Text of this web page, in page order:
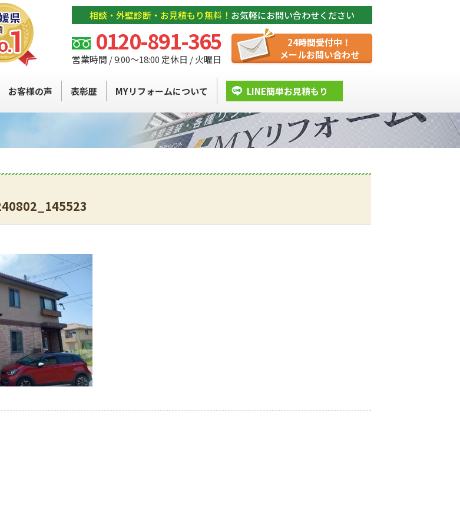
相談・外壁診断・お見積もり無料！ お気軽にお問い合わせください
0120-891-365
営業時間 / 9:00～18:00 定休日 / 火曜日
24時間受付中！
メールお問い合わせ
お客様の声 表彰歴 MYリフォームについて LINE簡単お見積もり